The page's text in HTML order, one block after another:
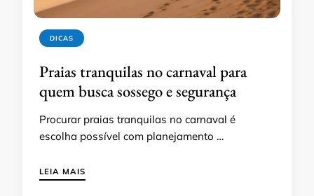
DICAS
Praias tranquilas no carnaval para
quem busca sossego e segurança
Procurar praias tranquilas no carnaval é
escolha possível com planejamento …
LEIA MAIS